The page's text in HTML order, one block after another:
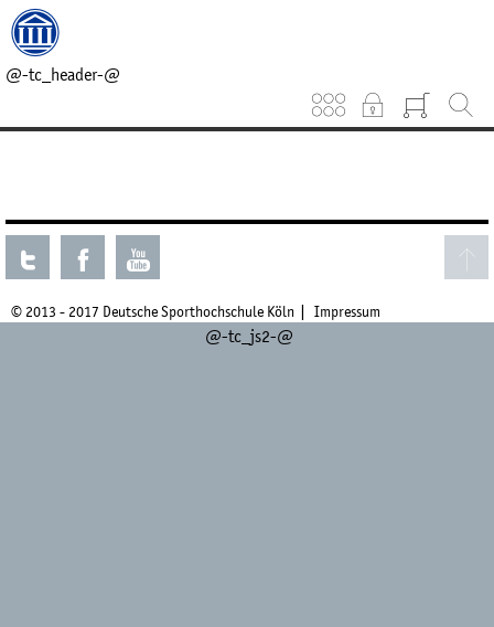
@-tc_header-@
@-tc_breadcrumb-@
Keinen aktuellen Kurs gefunden.
© 2013 - 2017 Deutsche Sporthochschule Köln Impressum
@-tc_js2-@